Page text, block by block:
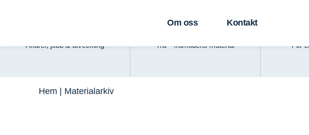
Om oss Kontakt
Affärer, jobb & utveckling
Grön tillväxt
Trä – framtidens material För
Hem Materialarkiv